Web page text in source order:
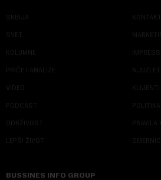
SRBIJA
SVET
KOLUMNE
PRIČE I ANALIZE
VIDEO
PODCAST
ODRŽIVOST
LEPŠI ŽIVOT
KONTAKT
KLIJENTI
PRAVILA
BUSSINES INFO GROUP